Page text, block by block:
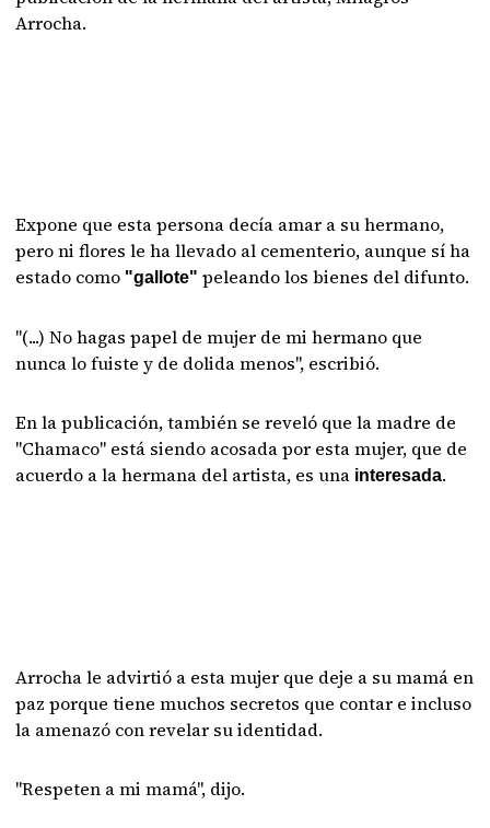
Arrocha.
Expone que esta persona decía amar a su hermano,
pero ni flores le ha llevado al cementerio, aunque sí ha
estado como "gallote"peleando los bienes del difunto.
"(...) No hagas papel de mujer de mi hermano que
nunca lo fuiste y de dolida menos", escribió.
En la publicación, también se reveló que la madre de
"Chamaco" está siendo acosada por esta mujer, que de
acuerdo a la hermana del artista, es una interesada.
Arrocha le advirtió a esta mujer que deje a su mamá en
paz porque tiene muchos secretos que contar e incluso
la amenazó con revelar su identidad.
"Respeten a mi mamá", dijo.